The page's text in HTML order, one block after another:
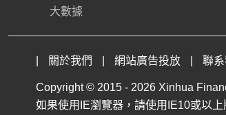
大數據
關於我們 網站廣告投放 聯
Copyright © 2015 - 2026 Xinhua
如果使用IE瀏覽器，請使用IE10或以上